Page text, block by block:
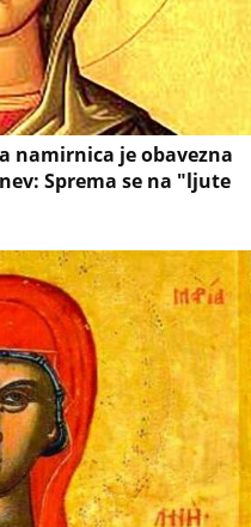
namirnica je obavezna
Sprema se na "ljute